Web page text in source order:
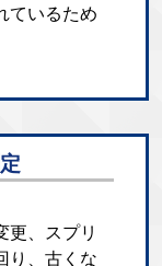
ているため
更、スプリ
り、古くな